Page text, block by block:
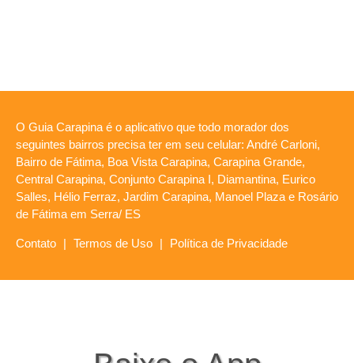
O Guia Carapina é o aplicativo que todo morador dos
seguintes bairros precisa ter em seu celular: André Carloni,
Bairro de Fátima, Boa Vista Carapina, Carapina Grande,
Central Carapina, Conjunto Carapina I, Diamantina, Eurico
Salles, Hélio Ferraz, Jardim Carapina, Manoel Plaza e Rosário
de Fátima em Serra/ ES
Contato | Termos de Uso | Política de Privacidade